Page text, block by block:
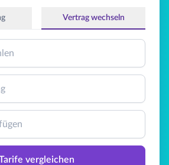
Vertrag wechseln
vergleichen